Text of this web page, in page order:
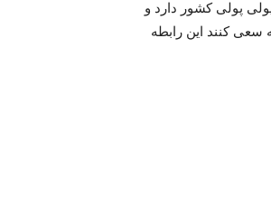
پولی کشور دارد و
کنند این رابطه